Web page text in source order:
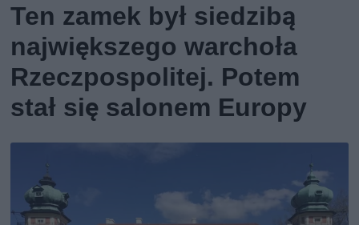
Ten zamek był siedzibą
największego warchoła
Rzeczpospolitej. Potem
stał się salonem Europy